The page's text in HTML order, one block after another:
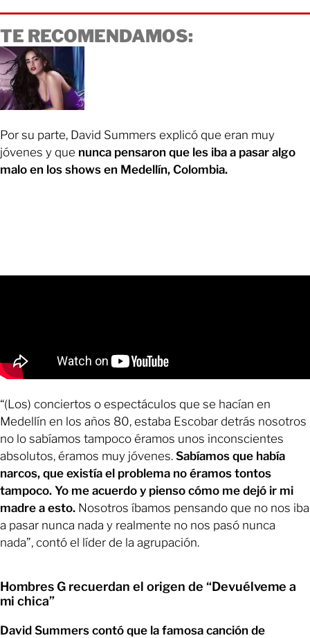
TE RECOMENDAMOS:
Por su parte, David Summers explicó que eran muy
jóvenes y que nunca pensaron que les iba a pasar algo
malo en los shows en Medellín, Colombia.
“(Los) conciertos o espectáculos que se hacían en
Medellín en los años 80, estaba Escobar detrás nosotros
no lo sabíamos tampoco éramos unos inconscientes
absolutos, éramos muy jóvenes. Sabíamos que había
narcos, que existía el problema no éramos tontos
tampoco. Yo me acuerdo y pienso cómo me dejó ir mi
madre a esto. Nosotros íbamos pensando que no nos iba
a pasar nunca nada y realmente no nos pasó nunca
nada”, contó el líder de la agrupación.
Hombres G recuerdan el origen de “Devuélveme a
mi chica”
David Summers contó que la famosa canción de